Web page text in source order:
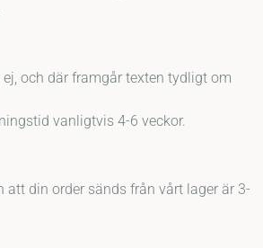
och där framgår texten tydligt om
vanligtvis 4-6 veckor.
att din order sänds från vårt lager är 3-